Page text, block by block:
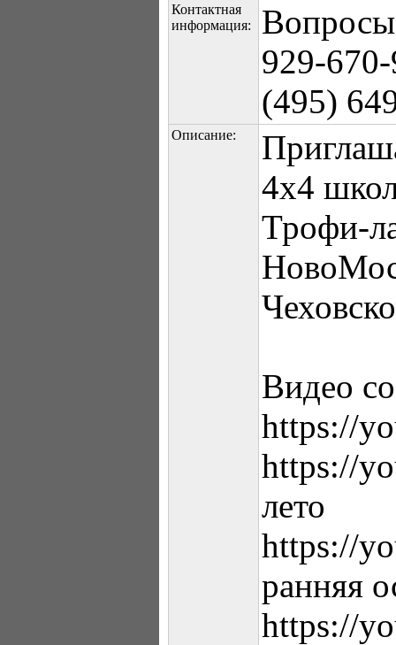
Контактная
информация:
929-
(495)
Описание:
4х4
Трофи-
Видео
https://
https://
лето
https://
ранняя
https://